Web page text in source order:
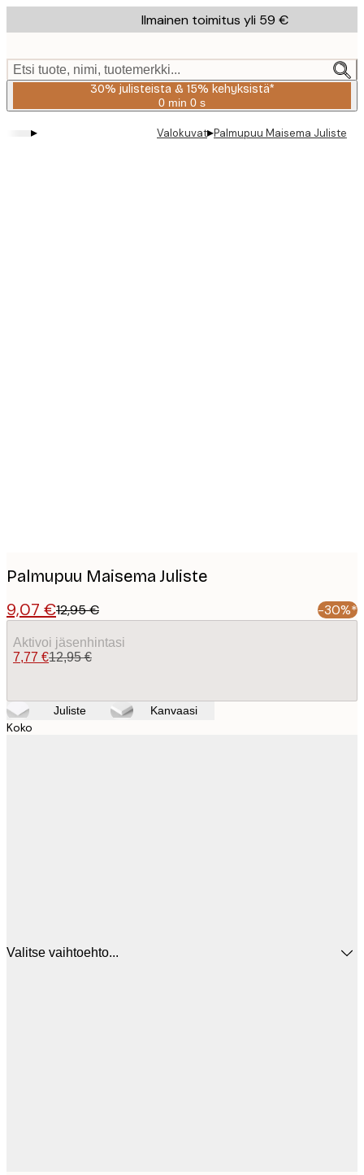
to
content.
Ilmainen toimitus yli 59 €
Etsi tuote, nimi, tuotemerkki...
30% julisteista & 15% kehyksistä*
0 min 0 s
Voimassa
2026-
▸ Valokuvat▸Palmupuu Maisema Juliste
Palmupuu Maisema Juliste
9,07 €12,95 € -30%*
Aktivoi jäsenhintasi
7,77 €12,95 €
Juliste Kanvaasi
Koko
Valitse vaihtoehto...